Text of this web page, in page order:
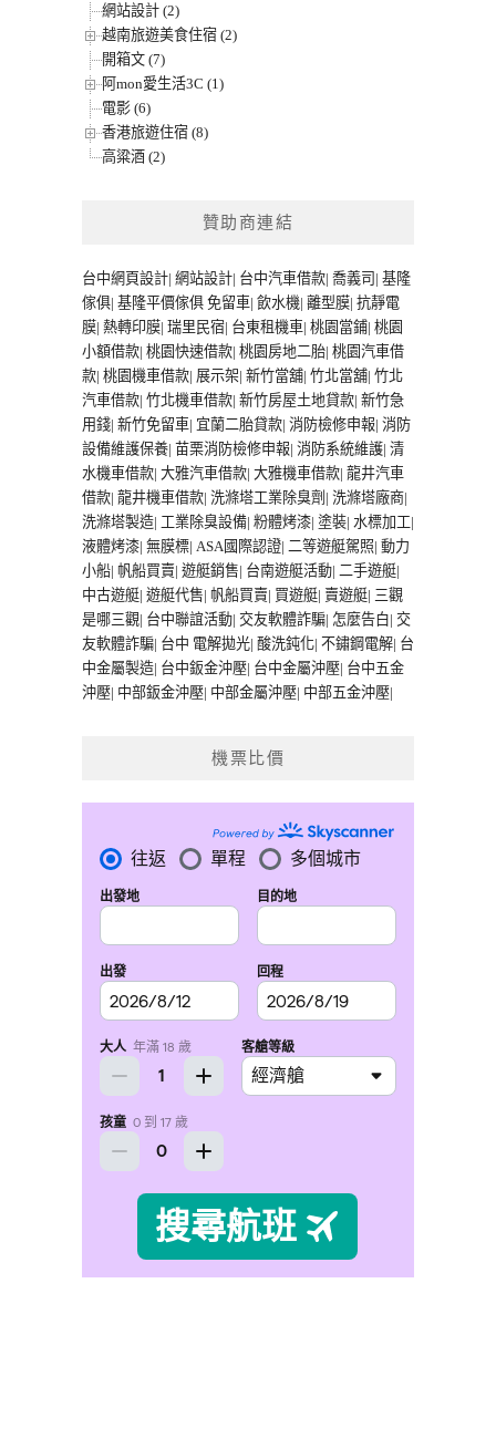
網站設計 (2)
越南旅遊美食住宿 (2)
開箱文 (7)
阿mon愛生活3C (1)
電影 (6)
香港旅遊住宿 (8)
高粱酒 (2)
贊助商連結
台中網頁設計| 網站設計| 台中汽車借款| 喬義司 | 基隆
傢俱| 基隆平價傢俱 免留車| 飲水機| 離型膜| 抗靜電
膜| 熱轉印膜| 瑞里民宿| 台東租機車| 桃園當鋪| 桃園
小額借款| 桃園快速借款| 桃園房地二胎| 桃園汽車借
款| 桃園機車借款| 展示架| 新竹當舖| 竹北當舖| 竹北
汽車借款| 竹北機車借款| 新竹房屋土地貸款| 新竹急
用錢| 新竹免留車| 宜蘭二胎貸款| 消防檢修申報| 消防
設備維護保養| 苗栗消防檢修申報| 消防系統維護| 清
水機車借款| 大雅汽車借款| 大雅機車借款| 龍井汽車
借款| 龍井機車借款| 洗滌塔工業除臭劑 | 洗滌塔廠商|
洗滌塔製造| 工業除臭設備| 粉體烤漆| 塗裝| 水標加工|
液體烤漆| 無膜標| ASA國際認證| 二等遊艇駕照| 動力
小船| 帆船買賣| 遊艇銷售| 台南遊艇活動| 二手遊艇|
中古遊艇| 遊艇代售| 帆船買賣| 買遊艇| 賣遊艇| 三觀
是哪三觀| 台中聯誼活動| 交友軟體詐騙| 怎麼告白| 交
友軟體詐騙| 台中 電解拋光| 酸洗鈍化| 不鏽鋼電解| 台
中金屬製造| 台中鈑金沖壓| 台中金屬沖壓| 台中五金
沖壓| 中部鈑金沖壓| 中部金屬沖壓| 中部五金沖壓|
機票比價